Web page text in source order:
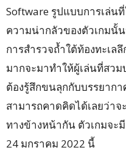
Software รูปแบบการเล่น
ความน่ากลัวของตัวเกมนั้
การสำรวจถ้ำใต้ท้องทะเ
มากจะมาทำให้ผู้เล่นที่สว
ต้องรู้สึกขนลุกกับบรรยาก
สามารถคาดคิดได้เลยว่า
ทางข้างหน้ากัน ตัวเกมจะ
24 มกราคม 2022 นี้